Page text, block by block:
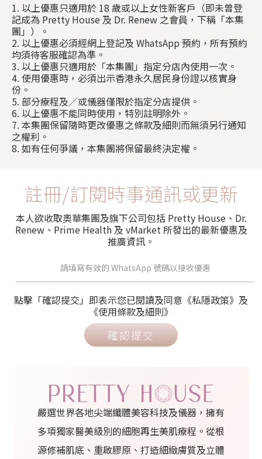
1. 以上優惠只適用於 18 歲或以上女性新客戶（即未曾登
記成為 Pretty House 及 Dr. Renew 之會員，下稱「本集
團」）。
2. 以上優惠必須經網上登記及 WhatsApp 預約，所有預約
均須待客服確認為準。
3. 以上優惠只適用於「本集團」指定分店內使用一次。
4. 使用優惠時，必須出示香港永久居民身份證以核實身
份。
5. 部分療程及／或儀器僅限於指定分店提供。
6. 以上優惠不能同時使用，特別註明除外。
7. 本集團保留隨時更改優惠之條款及細則而無須另行通知
之權利。
8. 如有任何爭議，本集團將保留最終決定權。
註冊/訂閱時事通訊或更新
本人欲收取奧華集團及旗下公司包括 Pretty House、Dr.
Renew、Prime Health 及 vMarket 所發出的最新優惠及
推廣資訊。
點擊「確認提交」即表示您已閱讀及同意《私隱政策》及
《使用條款及細則》
確認提交
嚴選世界各地尖端纖體美容科技及儀器，擁有
多項獨家醫美級別的細胞再生美肌療程。從根
源修補肌底、重啟膠原、打造細緻膚質及立體